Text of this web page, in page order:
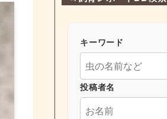
キーワード
投稿者名